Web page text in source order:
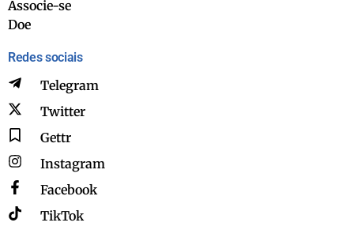
Associe-se
Doe
Redes sociais
Telegram
Twitter
Gettr
Instagram
Facebook
TikTok